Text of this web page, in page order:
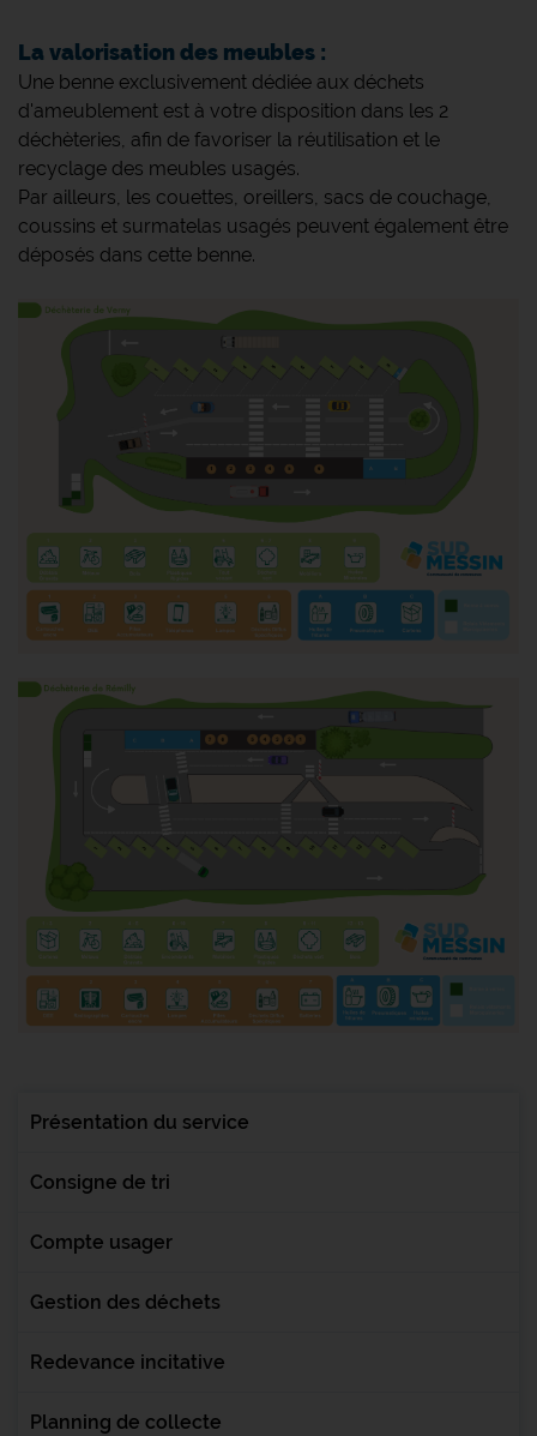
La valorisation des meubles :
Une benne exclusivement dédiée aux déchets
d'ameublement est à votre disposition dans les 2
déchèteries, afin de favoriser la réutilisation et le
recyclage des meubles usagés.
Par ailleurs, les couettes, oreillers, sacs de couchage,
coussins et surmatelas usagés peuvent également être
déposés dans cette benne.
Présentation du service
Consigne de tri
Compte usager
Gestion des déchets
Redevance incitative
Planning de collecte